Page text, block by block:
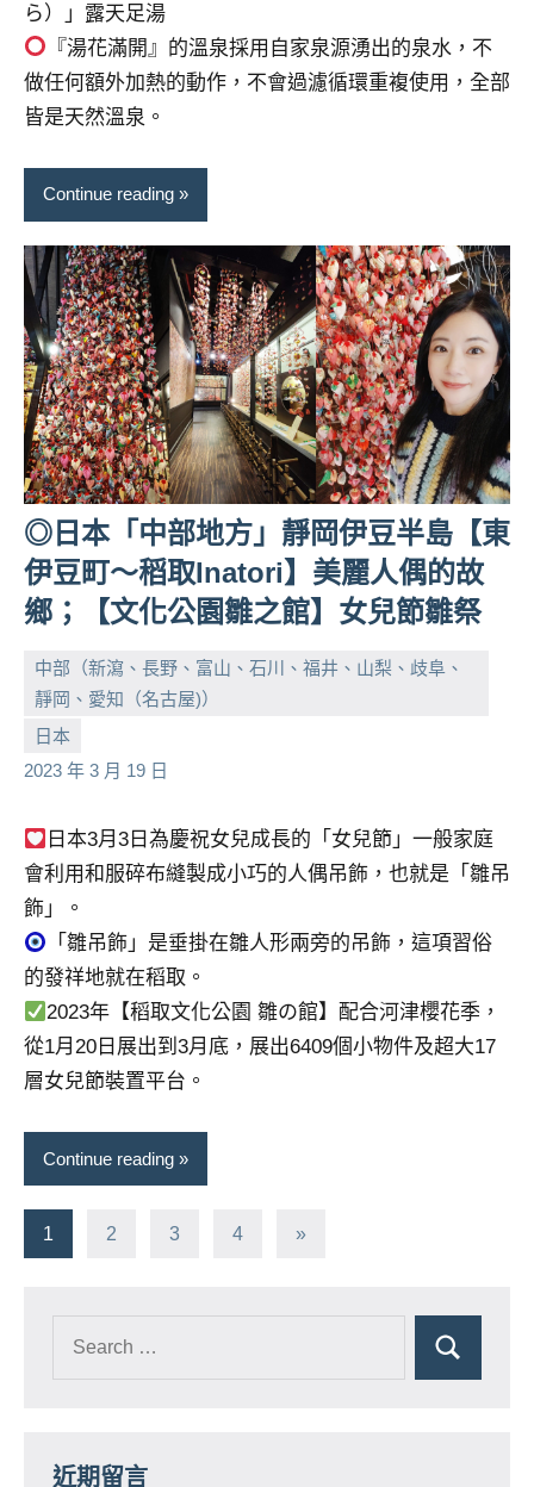
ら）」露天足湯
『湯花滿開』的溫泉採用自家泉源湧出的泉水，不
做任何額外加熱的動作，不會過濾循環重複使用，全部
皆是天然溫泉。
Continue reading
◎日本「中部地方」靜岡伊豆半島【東
伊豆町～稻取Inatori】美麗人偶的故
鄉；【文化公園雛之館】女兒節雛祭
中部（新瀉、長野、富山、石川、福井、山梨、歧阜、
靜岡、愛知（名古屋)）
日本
2023 年 3 月 19 日
小
芳
No
comments
日本3月3日為慶祝女兒成長的「女兒節」一般家庭
會利用和服碎布縫製成小巧的人偶吊飾，也就是「雛吊
飾」。
「雛吊飾」是垂掛在雛人形兩旁的吊飾，這項習俗
的發祥地就在稻取。
2023年【稻取文化公園 雛の館】配合河津櫻花季，
從1月20日展出到3月底，展出6409個小物件及超大17
層女兒節裝置平台。
Continue reading
文
分
頁
1 2 3 4
Next
»
近期留言